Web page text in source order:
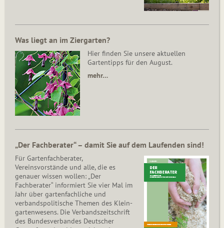
Was liegt an im Ziergarten?
Hier finden Sie unsere aktuellen
Gartentipps für den August.
mehr…
„Der Fachberater“ – damit Sie auf dem Laufenden sind!
Für Gartenfachberater,
Vereinsvorstände und alle, die es
genauer wissen wollen: „Der
Fachberater“ informiert Sie vier Mal im
Jahr über gartenfachliche und
verbandspolitische Themen des Klein­
gar­ten­wesens. Die Ver­bands­zeit­schrift
des Bun­des­ver­ban­des Deutscher